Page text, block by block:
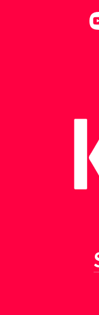
entre uno y
la supuesta
antiextorsión
investigadores
seguridad
cerca de 300
de reconstruir
y establecer
seguimiento
la modalidad de
posible
sido
intimidación.
coordinó el
flagrancia. El
extorsión. En su
elementos que
judicial, entre
los
panfletos